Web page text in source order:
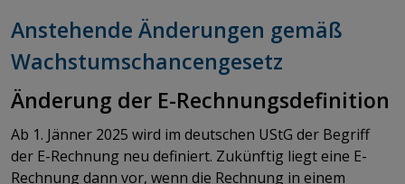
Anstehende Änderungen gemäß
Wachstumschancengesetz
Änderung der E-Rechnungsdefinition
Ab 1. Jänner 2025 wird im deutschen UStG der Begriff
der E-Rechnung neu definiert. Zukünftig liegt eine E-
Rechnung dann vor, wenn die Rechnung in einem